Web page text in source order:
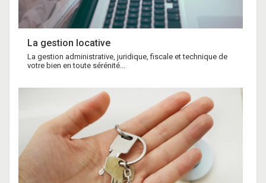
La gestion locative
La gestion administrative, juridique, fiscale et technique de
votre bien en toute sérénité...